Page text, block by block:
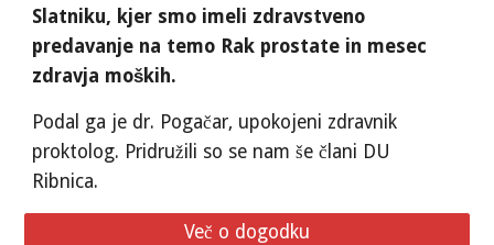
Slatniku, kjer smo imeli zdravstveno
predavanje na temo Rak prostate in mesec
zdravja moških.
Podal ga je dr. Pogačar, upokojeni zdravnik
proktolog. Pridružili so se nam še člani DU
Ribnica.
Več o dogodku